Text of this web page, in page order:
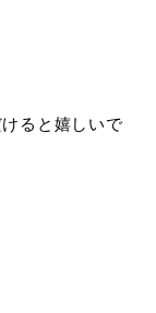
ると嬉しいで